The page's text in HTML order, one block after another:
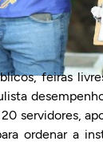
feiras
servidores,
ordenar a